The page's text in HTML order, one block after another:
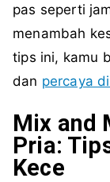
pas seperti
menambah
tips ini, kamu
dan percaya
Mix and
Pria:
Kece